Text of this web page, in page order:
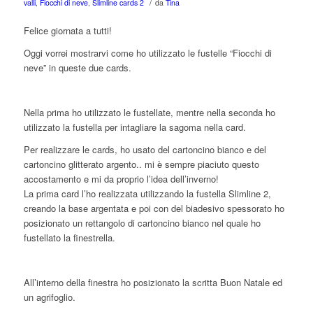
valli, Fiocchi di neve, Slimline cards 2 da Tina
Felice giornata a tutti!
Oggi vorrei mostrarvi come ho utilizzato le fustelle “Fiocchi di
neve” in queste due cards.
Nella prima ho utilizzato le fustellate, mentre nella seconda ho
utilizzato la fustella per intagliare la sagoma nella card.
Per realizzare le cards, ho usato del cartoncino bianco e del
cartoncino glitterato argento.. mi è sempre piaciuto questo
accostamento e mi da proprio l’idea dell’inverno!
La prima card l’ho realizzata utilizzando la fustella Slimline 2,
creando la base argentata e poi con del biadesivo spessorato ho
posizionato un rettangolo di cartoncino bianco nel quale ho
fustellato la finestrella.
All’interno della finestra ho posizionato la scritta Buon Natale ed
un agrifoglio.